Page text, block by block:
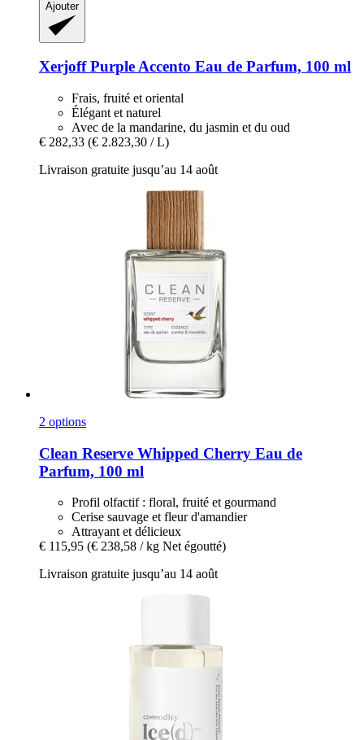
Ajouter
XerjoffPurple Accento Eau de Parfum, 100 ml
Frais, fruité et oriental
Élégant et naturel
Avec de la mandarine, du jasmin et du oud
€ 282,33 (€ 2.823,30 / L)
Livraison gratuite jusqu’au 14 août
2 options
Clean Reserve Whipped Cherry Eau de
Parfum, 100 ml
Profil olfactif : floral, fruité et gourmand
Cerise sauvage et fleur d'amandier
Attrayant et délicieux
€ 115,95 (€ 238,58 / kg Net égoutté)
Livraison gratuite jusqu’au 14 août